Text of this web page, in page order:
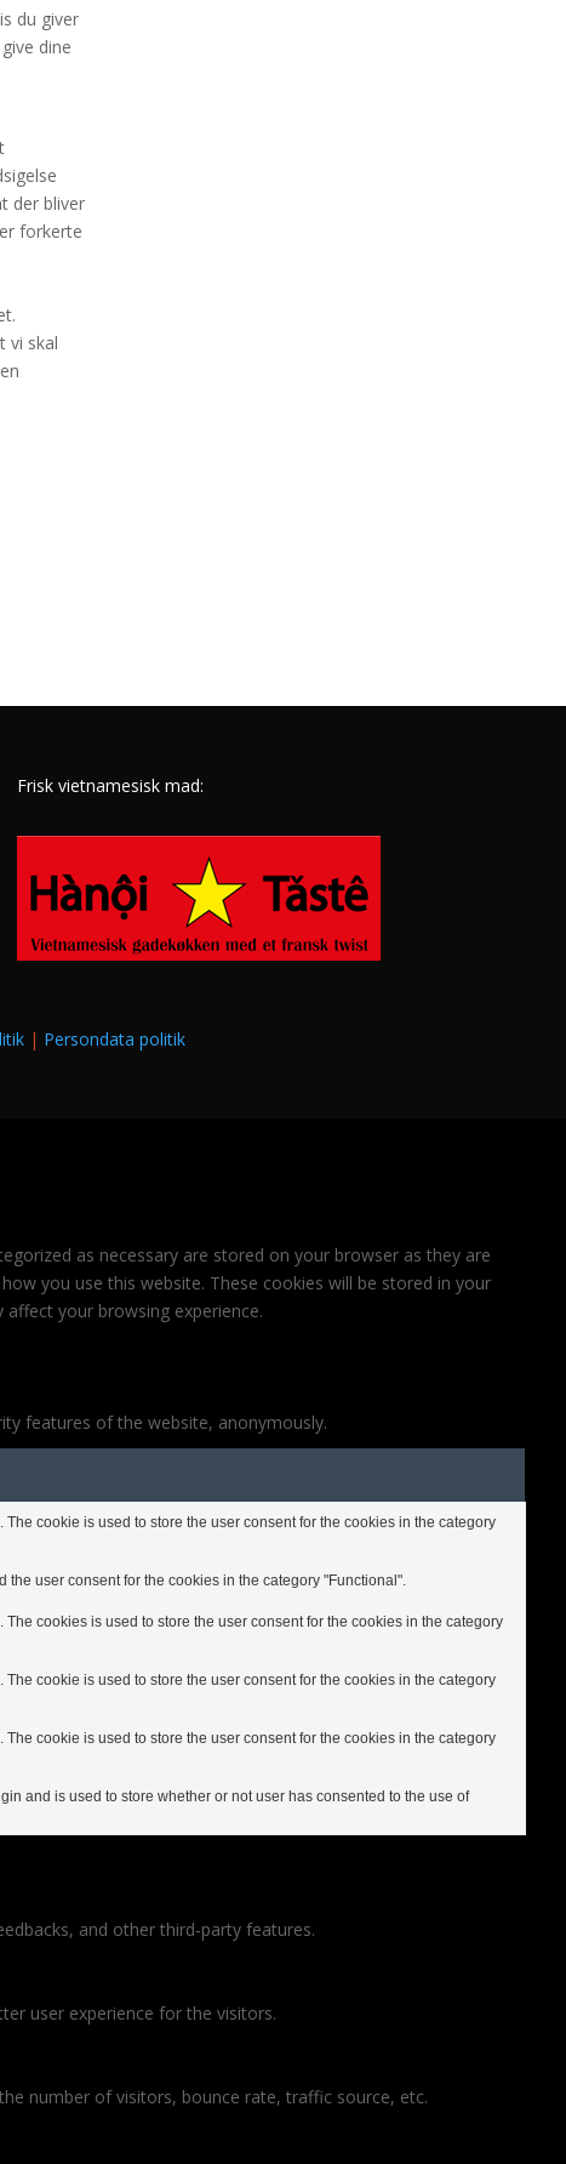
du giver
dine
der bliver
forkerte
vi skal
Frisk vietnamesisk mad:
| Persondata politik
as necessary are stored on your browser as they are
you use this website. These cookies will be stored in your
your browsing experience.
features of the website, anonymously.
cookie is used to store the user consent for the cookies in the category
the user consent for the cookies in the category "Functional".
cookies is used to store the user consent for the cookies in the category
cookie is used to store the user consent for the cookies in the category
cookie is used to store the user consent for the cookies in the category
and is used to store whether or not user has consented to the use of
and other third-party features.
user experience for the visitors.
number of visitors, bounce rate, traffic source, etc.